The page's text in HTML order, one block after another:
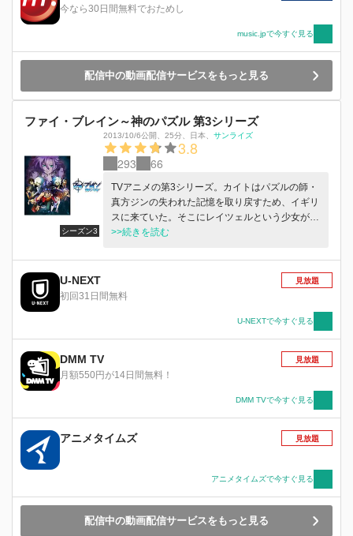
今なら30日間無料でおためし
music.jpで今すぐ見る
配信中の動画配信サービスをもっと見る
ファイ・ブレイン～神のパズル 第3シリーズ
シーズン3
2013/10/6公開 25分 日本 サンライズ
3.8
293 66
TVアニメの第3シリーズ。カイトはパズルの師・
真方ジンの失われた記憶を取り戻すため、イギリ
スに来ていた。そこにレイツェルという少女が現
れ、突然カイトたちにパズル・バトルを挑んでき
マと名乗る男からパズルを仕掛けられていた。果
たしてカイトは真方ジンの記憶に眠る「『ファ
イ・ブレイン』と『神のパズル』の真実」へと迫
第1話の放送開始日となります。
>>続きを読む
U-NEXT
初回31日間無料
見放題
U-NEXTで今すぐ見る
DMM TV
月額550円が14日間無料！
見放題
DMM TVで今すぐ見る
アニメタイムズ 見放題
アニメタイムズで今すぐ見る
配信中の動画配信サービスをもっと見る